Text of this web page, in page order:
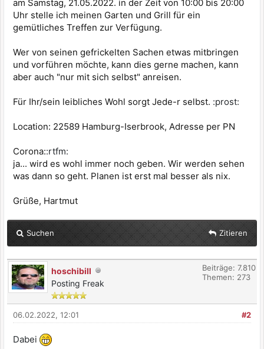
am Samstag, 21.05.2022. in der Zeit von 10:00 bis 20:00
Uhr stelle ich meinen Garten und Grill für ein
gemütliches Treffen zur Verfügung.
Wer von seinen gefrickelten Sachen etwas mitbringen
und vorführen möchte, kann dies gerne machen, kann
aber auch "nur mit sich selbst" anreisen.
Für Ihr/sein leibliches Wohl sorgt Jede-r selbst. :prost:
Location: 22589 Hamburg-Iserbrook, Adresse per PN
Corona::rtfm:
ja... wird es wohl immer noch geben. Wir werden sehen
was dann so geht. Planen ist erst mal besser als nix.
Grüße, Hartmut
Suchen Zitieren
hoschibill
Posting Freak
Beiträge: 7.810
Themen: 273
#2
06.02.2022, 12:01
Dabei